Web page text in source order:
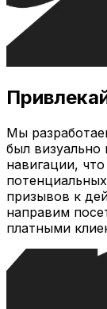
Мы
был
навигации,
призывов к
направим
платными